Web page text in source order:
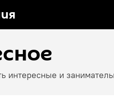
интересные и